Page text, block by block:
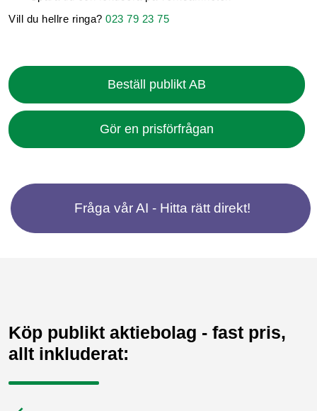
Vill du hellre ringa? 023 79 23 75
Beställ publikt AB
Gör en prisförfrågan
Fråga vår AI - Hitta rätt direkt!
Köp publikt aktiebolag - fast pris,
allt inkluderat: